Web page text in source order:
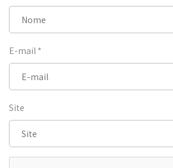
E-mail *
Site